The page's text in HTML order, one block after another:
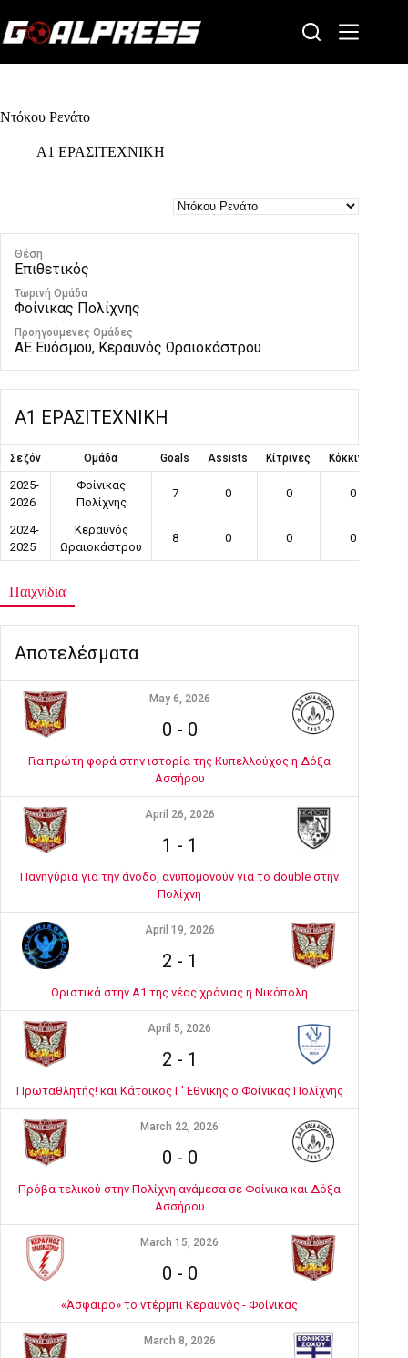
to
content
Ντόκου Ρενάτο
Α1 ΕΡΑΣΙΤΕΧΝΙΚΗ
Θέση
Επιθετικός
Τωρινή Ομάδα
Φοίνικας Πολίχνης
Προηγούμενες Ομάδες
ΑΕ Ευόσμου, Κεραυνός Ωραιοκάστρου
Α1 ΕΡΑΣΙΤΕΧΝΙΚΗ
Σεζόν Ομάδα Goals Assists Κίτρινες Κόκκινες
2025-
2026
Φοίνικας
Πολίχνης
7 0 0 0
2024-
2025
Κεραυνός
Ωραιοκάστρου
8 0 0 0
Παιχνίδια
Αποτελέσματα
May 6, 2026
0 - 0
Για πρώτη φορά στην ιστορία της Κυπελλούχος η Δόξα
Ασσήρου
April 26, 2026
1 - 1
Πανηγύρια για την άνοδο, ανυπομονούν για το double στην
Πολίχνη
April 19, 2026
2 - 1
Οριστικά στην Α1 της νέας χρόνιας η Νικόπολη
April 5, 2026
2 - 1
Πρωταθλητής! και Κάτοικος Γ' Εθνικής ο Φοίνικας Πολίχνης
March 22, 2026
0 - 0
Πρόβα τελικού στην Πολίχνη ανάμεσα σε Φοίνικα και Δόξα
Ασσήρου
March 15, 2026
0 - 0
«Άσφαιρο» το ντέρμπι Κεραυνός - Φοίνικας
March 8, 2026